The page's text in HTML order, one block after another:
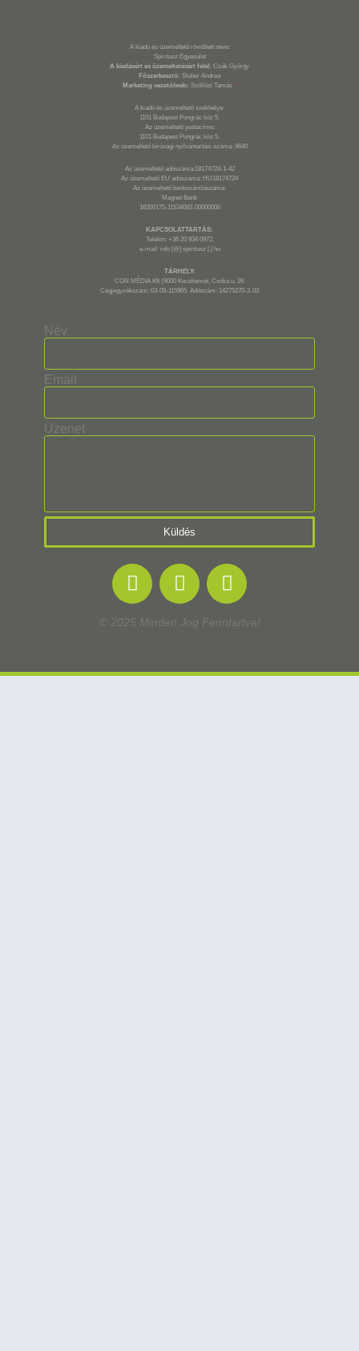
A kiadó és üzemeltető rövidített neve:
Spiritusz Egyesület
A kiadásért és üzemeltetésért felel: Csák György
Főszerkesztő: Stuber Andrea
Marketing vezető/web: Szöllősi Tamás *
A kiadó és üzemeltető székhelye:
1101 Budapest Pongrác köz 5.
Az üzemeltető postacíme:
1101 Budapest Pongrác köz 5.
Az üzemeltető bírósági nyilvántartási száma: 9640
Az üzemeltető adószáma:18174724-1-42
Az üzemeltető EU adószáma: HU18174724
Az üzemeltető bankszámlaszáma:
Magnet Bank
16200175-11534062-00000000
KAPCSOLATTARTÁS:
Telefon: +36 20 934 0972,
e-mail: info [@] spiritusz [.] hu
TÁRHELY:
CON MÉDIA Kft (6000 Kecskemét, Csóka u. 26.
Cégjegyzékszám: 03-09-115965. Adószám: 14275270-2-03
Név
Email
Üzenet
Küldés
© 2025 Minden Jog Fenntartva!